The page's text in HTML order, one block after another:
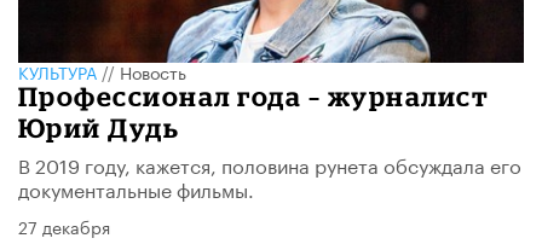
КУЛЬТУРА//Новость
Профессионал года – журналист
Юрий Дудь
В 2019 году, кажется, половина рунета обсуждала его
документальные фильмы.
27 декабря